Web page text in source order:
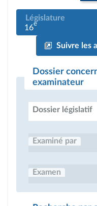
Législature
16e
Suivre les
Dossier
examinateur
Dossier législatif
Examiné par
Examen